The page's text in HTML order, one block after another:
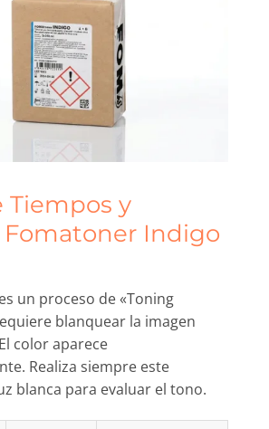
Tiempos y
Fomatoner Indigo
un proceso de «Toning
blanquear la imagen
color aparece
Realiza siempre este
blanca para evaluar el tono.